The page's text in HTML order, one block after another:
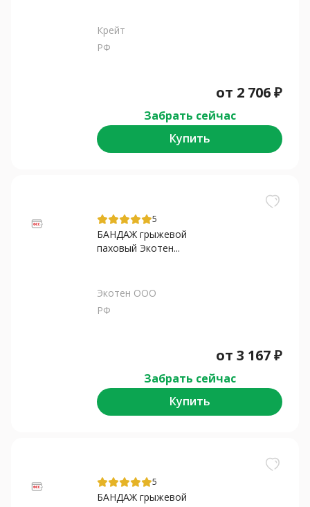
Крейт
РФ
от 2 706₽
Забрать сейчас
Купить
5
БАНДАЖ грыжевой
паховый Экотен...
Экотен ООО
РФ
от 3 167₽
Забрать сейчас
Купить
5
БАНДАЖ грыжевой